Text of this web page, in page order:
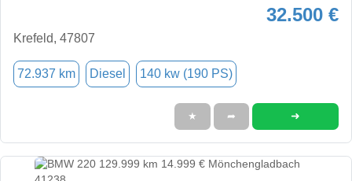
32.500 €
Krefeld, 47807
72.937 km Diesel 140 kw (190 PS)
★ ➦ ➜